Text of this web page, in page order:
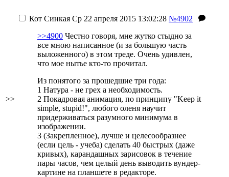
>>
Кот Синкая Ср 22 апреля 2015 13:02:28 №4902
>>4900 Честно говоря, мне жутко стыдно за
все мною написанное (и за большую часть
выложенного) в этом треде. Очень удивлен,
что мое нытье кто-то прочитал.
Из понятого за прошедшие три года:
1 Натура - не грех а необходимость.
2 Покадровая анимация, по принципу "Keep it
simple, stupid!", любого оленя научит
придерживаться разумного минимума в
изображении.
3 (Закрепленное), лучше и целесообразнее
(если цель - учеба) сделать 40 быстрых (даже
кривых), карандашных зарисовок в течение
пары часов, чем целый день выводить вундер-
картине на планшете в редакторе.